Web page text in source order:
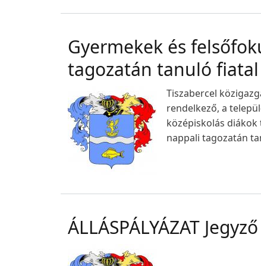
Gyermekek és
tagozatán tanuló
Tiszabercel
rendelkező, a
középiskolás
nappali tagozatán
ÁLLÁSPÁLYÁZAT